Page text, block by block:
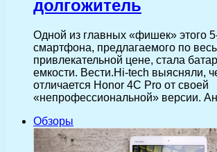
долгожитель
Одной из главных «фишек» этого
смартфона, предлагаемого по
привлекательной цене, стала
емкости. Вести.Hi-tech выясняли,
отличается Honor 4C Pro от своей
«непрофессиональной» версии.
Обзоры